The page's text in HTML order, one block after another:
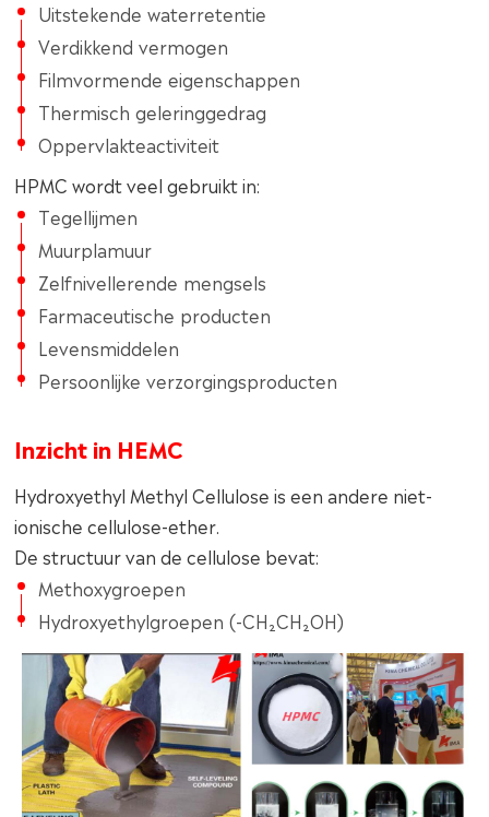
Uitstekende waterretentie
Verdikkend vermogen
Filmvormende eigenschappen
Thermisch geleringgedrag
Oppervlakteactiviteit
HPMC wordt veel gebruikt in:
Tegellijmen
Muurplamuur
Zelfnivellerende mengsels
Farmaceutische producten
Levensmiddelen
Persoonlijke verzorgingsproducten
Inzicht in HEMC
Hydroxyethyl Methyl Cellulose is een andere niet-
ionische cellulose-ether.
De structuur van de cellulose bevat:
Methoxygroepen
Hydroxyethylgroepen (-CH₂CH₂OH)